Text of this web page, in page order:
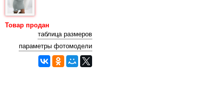
Товар продан
таблица размеров
параметры фотомодели